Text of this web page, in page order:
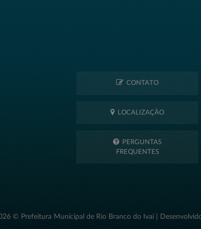
CONTATO
LOCALIZAÇÃO
PERGUNTAS
FREQUENTES
© Prefeitura Municipal de Rio Branco do Ivaí |